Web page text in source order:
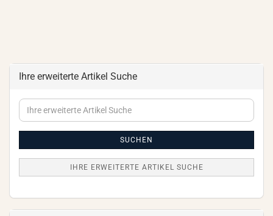
Ihre erweiterte Artikel Suche
Ihre
erweiterte
SUCHEN
IHRE ERWEITERTE ARTIKEL SUCHE